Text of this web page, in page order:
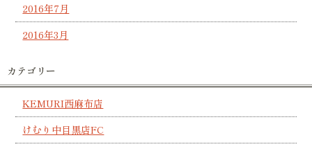
2016年7月
2016年3月
カテゴリー
KEMURI西麻布店
けむり中目黒店FC